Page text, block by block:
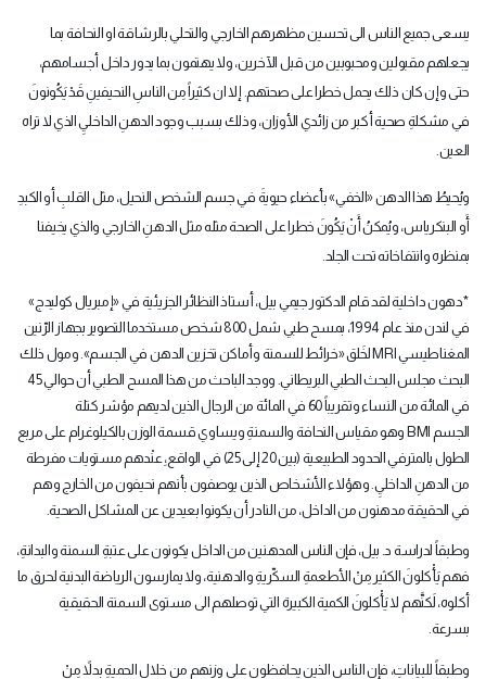
يسعى جميع الناس الى تحسين مظهرهم الخارجي والتحلي بالرشاقة او النحافة بما
يجعلهم مقبولين ومحبوبين من قبل الآخرين، ولا يهتمون بما يدور داخل أجسامهم،
حتى وإن كان ذلك يحمل خطرا على صحتهم. إلا ان كثيراً مِن الناسِ النحيفينِ قَدْ يَكُونونَ
في مشكلةِ صحية أكبر من زائدي الأوزان، وذلك بسبب وجود الدهنِ الداخليِ الذي لا تراه
العين.
ويُحيطُ هذا الدهن «الخفي» بأعضاء حيويةَ في جسم الشخص النحيل، مثل القلبِ أو الكبدِ
أَو البنكرياس، ويُمكنُ أَنْ يَكُونَ خطرا على الصحة مثله مثل الدهنِ الخارجي والذي يخيفنا
بمنظره وانتفاخاته تحت الجلد.
*دهون داخلية لقد قام الدكتور جيمي بيل، أستاذ النظائر الجزيئية في «إمبريال كوليدج»
في لندن منذ عام 1994، بمسح طبي شمل 800 شخص مستخدما التصوير بجهاز الرّنين
المغناطيسيMRI لخَلق «خرائط للسمنة وأماكن تخزين الدهن في الجسم». ومول ذلك
البحث مجلس البحث الطبي البريطاني. ووجد الباحث من هذا المسح الطبي أن حوالي 45
في المائة من النساء وتقريباً 60 في المائة من الرجال الذين لديهم مؤشر كتلة
الجسم BMI وهو مقياس النحافة والسمنةِ ويساوي قسمة الوزن بالكيلوغرام على مربع
الطول بالمتر
في الحدود الطبيعية (بين 20 إلى 25) في الواقع،ِ عنْدهم مستويات مفرطة
من الدهنِ الداخليِ. وهؤلاء الأشخاص الذين يوصفون بأنهم نحيفون من الخارج وهم
في الحقيقة مدهنون من الداخل، من النادر أن يكونوا بعيدين عن المشاكل الصحية.
وطبقاً لدراسة د. بيل، فإن الناس المدهنين من الداخل يكونون على عتبةِ السمنة والبدانةِ،
فهم يَأْكلونَ الكثير مِنْ الأطعمةِ السكّريةِ والدهنية، ولا يمارسون الرياضة البدنية لحرق ما
أكلوه، لَكنَّهم لا يَأْكلونَ الكمية الكبيرة التي توصلهم الى مستوى السمنة الحقيقية
بسرعة.
وطبقاً للبياناتِ، فإن الناس الذين يحافظون على وزنهم من خلال الحميةِ بدلاً مِنْ